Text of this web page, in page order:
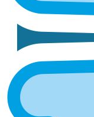
ГЛАВНАЯ
УФИМСКАЯ И
Епархией
Социальный
протоиерей